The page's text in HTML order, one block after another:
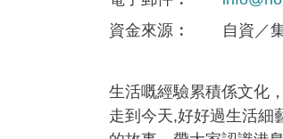
資金來​源
自資／
生活嘅經驗累積係文化
走到今天,好好過生活細